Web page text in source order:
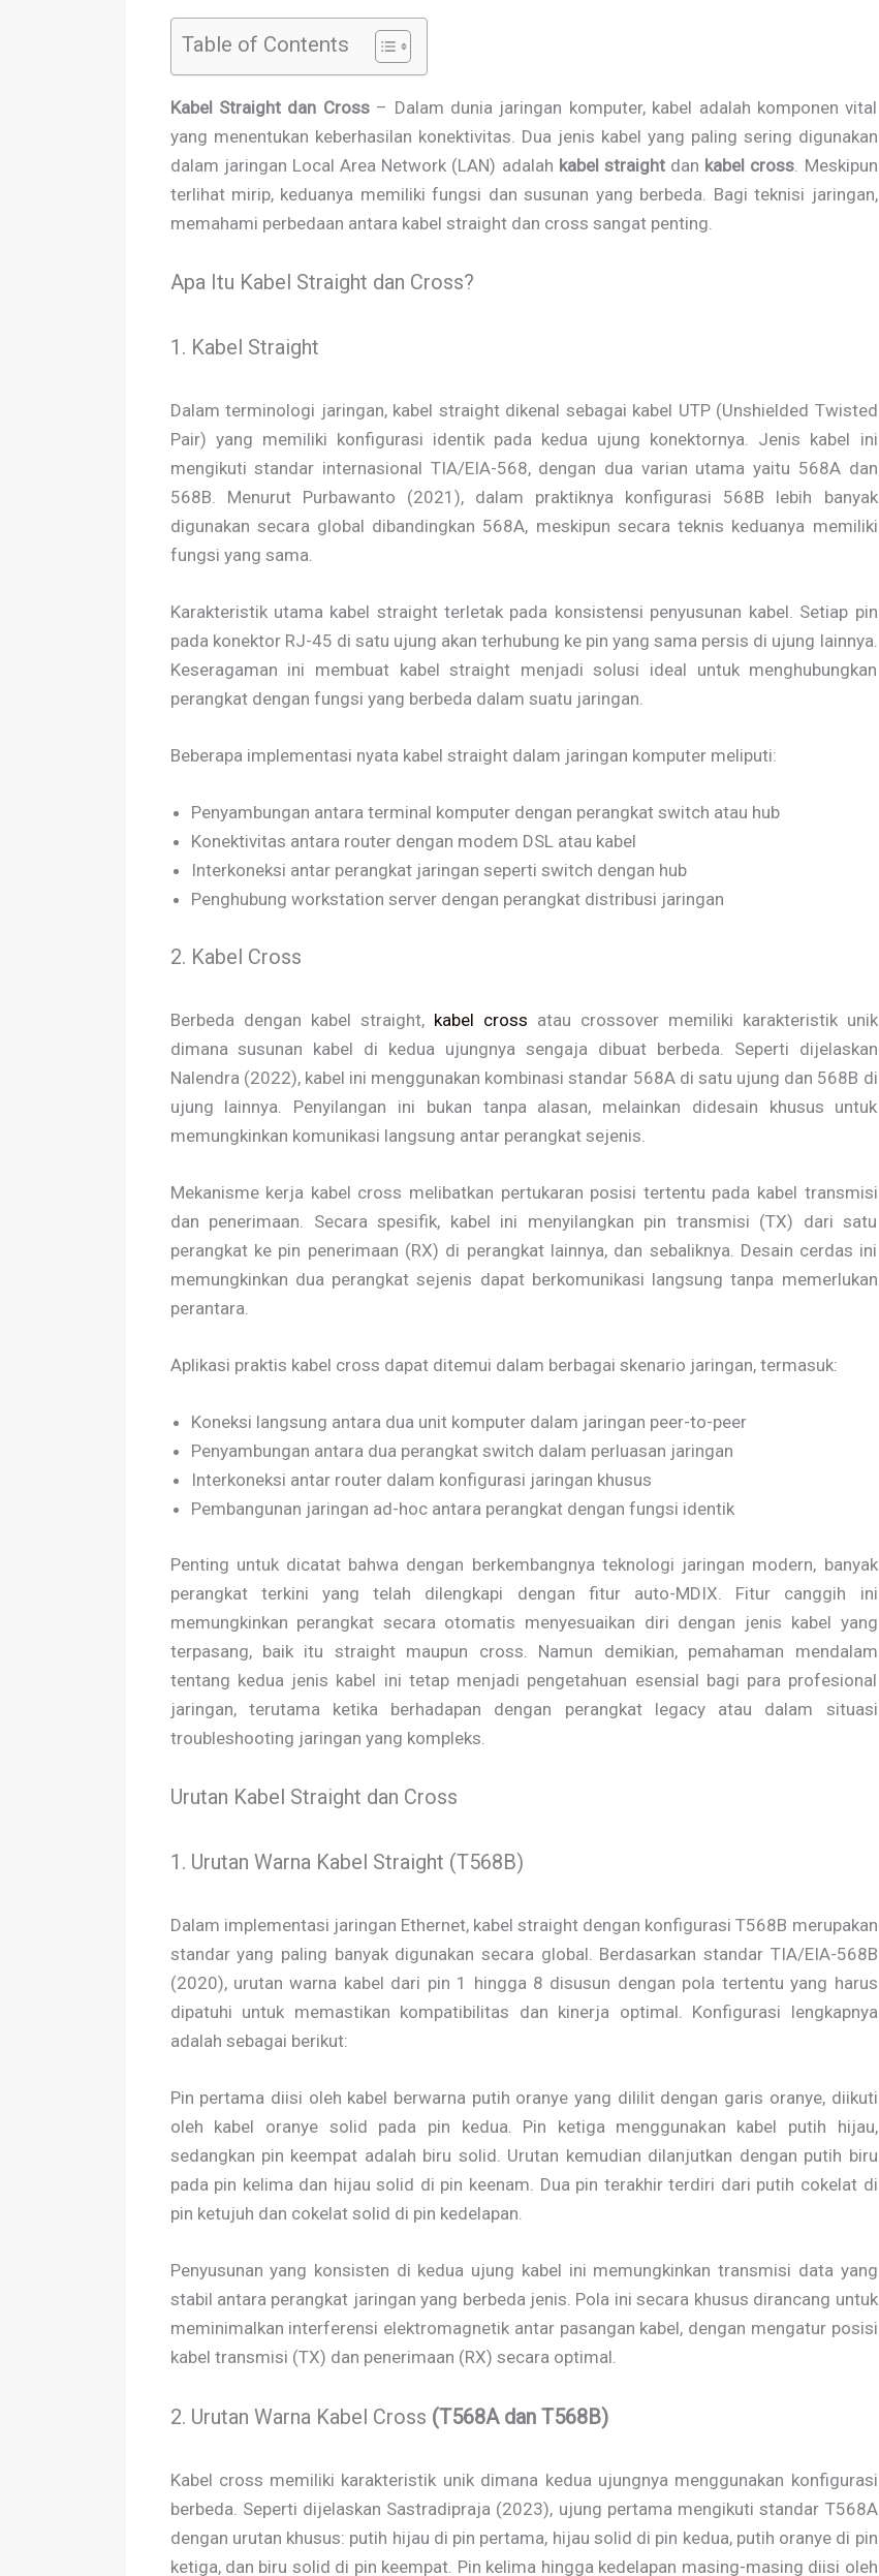
Table of Contents
Kabel Straight dan Cross– Dalam dunia jaringan komputer, kabel adalah komponen vital
yang menentukan keberhasilan konektivitas. Dua jenis kabel yang paling sering digunakan
dalam jaringan Local Area Network (LAN) adalah kabel straightdan kabel cross . Meskipun
terlihat mirip, keduanya memiliki fungsi dan susunan yang berbeda. Bagi teknisi jaringan,
memahami perbedaan antara kabel straight dan cross sangat penting.
Apa Itu Kabel Straight dan Cross?
1. Kabel Straight
Dalam terminologi jaringan, kabel straight dikenal sebagai kabel UTP (Unshielded Twisted
Pair) yang memiliki konfigurasi identik pada kedua ujung konektornya. Jenis kabel ini
mengikuti standar internasional TIA/EIA-568, dengan dua varian utama yaitu 568A dan
568B. Menurut Purbawanto (2021), dalam praktiknya konfigurasi 568B lebih banyak
digunakan secara global dibandingkan 568A, meskipun secara teknis keduanya memiliki
fungsi yang sama.
Karakteristik utama kabel straight terletak pada konsistensi penyusunan kabel. Setiap pin
pada konektor RJ-45 di satu ujung akan terhubung ke pin yang sama persis di ujung lainnya.
Keseragaman ini membuat kabel straight menjadi solusi ideal untuk menghubungkan
perangkat dengan fungsi yang berbeda dalam suatu jaringan.
Beberapa implementasi nyata kabel straight dalam jaringan komputer meliputi:
Penyambungan antara terminal komputer dengan perangkat switch atau hub
Konektivitas antara router dengan modem DSL atau kabel
Interkoneksi antar perangkat jaringan seperti switch dengan hub
Penghubung workstation server dengan perangkat distribusi jaringan
2. Kabel Cross
Berbeda dengan kabel straight, kabel cross atau crossover memiliki karakteristik unik
dimana susunan kabel di kedua ujungnya sengaja dibuat berbeda. Seperti dijelaskan
Nalendra (2022), kabel ini menggunakan kombinasi standar 568A di satu ujung dan 568B di
ujung lainnya. Penyilangan ini bukan tanpa alasan, melainkan didesain khusus untuk
memungkinkan komunikasi langsung antar perangkat sejenis.
Mekanisme kerja kabel cross melibatkan pertukaran posisi tertentu pada kabel transmisi
dan penerimaan. Secara spesifik, kabel ini menyilangkan pin transmisi (TX) dari satu
perangkat ke pin penerimaan (RX) di perangkat lainnya, dan sebaliknya. Desain cerdas ini
memungkinkan dua perangkat sejenis dapat berkomunikasi langsung tanpa memerlukan
perantara.
Aplikasi praktis kabel cross dapat ditemui dalam berbagai skenario jaringan, termasuk:
Koneksi langsung antara dua unit komputer dalam jaringan peer-to-peer
Penyambungan antara dua perangkat switch dalam perluasan jaringan
Interkoneksi antar router dalam konfigurasi jaringan khusus
Pembangunan jaringan ad-hoc antara perangkat dengan fungsi identik
Penting untuk dicatat bahwa dengan berkembangnya teknologi jaringan modern, banyak
perangkat terkini yang telah dilengkapi dengan fitur auto-MDIX. Fitur canggih ini
memungkinkan perangkat secara otomatis menyesuaikan diri dengan jenis kabel yang
terpasang, baik itu straight maupun cross. Namun demikian, pemahaman mendalam
tentang kedua jenis kabel ini tetap menjadi pengetahuan esensial bagi para profesional
jaringan, terutama ketika berhadapan dengan perangkat legacy atau dalam situasi
troubleshooting jaringan yang kompleks.
Urutan Kabel Straight dan Cross
1. Urutan Warna Kabel Straight (T568B)
Dalam implementasi jaringan Ethernet, kabel straight dengan konfigurasi T568B merupakan
standar yang paling banyak digunakan secara global. Berdasarkan standar TIA/EIA-568B
(2020), urutan warna kabel dari pin 1 hingga 8 disusun dengan pola tertentu yang harus
dipatuhi untuk memastikan kompatibilitas dan kinerja optimal. Konfigurasi lengkapnya
adalah sebagai berikut:
Pin pertama diisi oleh kabel berwarna putih oranye yang dililit dengan garis oranye, diikuti
oleh kabel oranye solid pada pin kedua. Pin ketiga menggunakan kabel putih hijau,
sedangkan pin keempat adalah biru solid. Urutan kemudian dilanjutkan dengan putih biru
pada pin kelima dan hijau solid di pin keenam. Dua pin terakhir terdiri dari putih cokelat di
pin ketujuh dan cokelat solid di pin kedelapan.
Penyusunan yang konsisten di kedua ujung kabel ini memungkinkan transmisi data yang
stabil antara perangkat jaringan yang berbeda jenis. Pola ini secara khusus dirancang untuk
meminimalkan interferensi elektromagnetik antar pasangan kabel, dengan mengatur posisi
kabel transmisi (TX) dan penerimaan (RX) secara optimal.
2. Urutan Warna Kabel Cross (T568A dan T568B)
Kabel cross memiliki karakteristik unik dimana kedua ujungnya menggunakan konfigurasi
berbeda. Seperti dijelaskan Sastradipraja (2023), ujung pertama mengikuti standar T568A
dengan urutan khusus: putih hijau di pin pertama, hijau solid di pin kedua, putih oranye di pin
ketiga, dan biru solid di pin keempat. Pin kelima hingga kedelapan masing-masing diisi oleh